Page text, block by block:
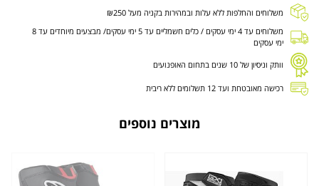
משלוחים והחלפות ללא עלות ובמהירות בקניה מעל ₪250
משלוחים עד 4 ימי עסקים / כלים חשמליים עד 5 ימי עסקים/ מבצעים מיוחדים עד 8
ימי עסקים
וותק וניסיון של 10 שנים בתחום האופנועים
רכישה מאובטחת ועד 12 תשלומים ללא ריבית
מוצרים נוספים